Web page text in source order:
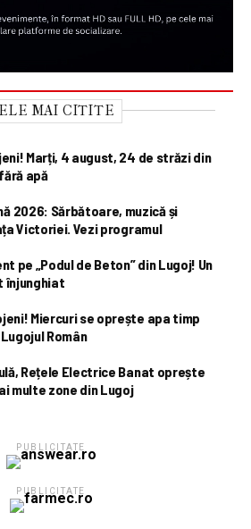
MAI CITITE
Marți, 4 august, 24 de străzi din
apă
2026: Sărbătoare, muzică și
Victoriei. Vezi programul
pe „Podul de Beton” din Lugoj! Un
înjunghiat
Miercuri se oprește apa timp
Român
Rețele Electrice Banat oprește
multe zone din Lugoj
PUBLICITATE
PUBLICITATE